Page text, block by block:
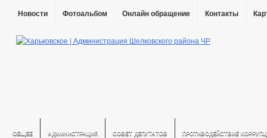
Новости Фотоальбом Онлайн обращение Контакты
ОБЩЕЕ АДМИНИСТРАЦИЯ СОВЕТ ДЕПУТАТОВ ПРОТИВОДЕЙСТВИЕ